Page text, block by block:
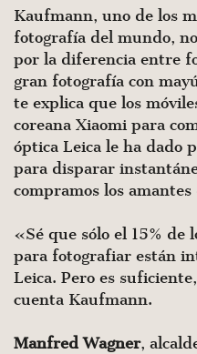
Kaufmann, uno de los
fotografía del mundo,
por la diferencia entre
gran fotografía con
te explica que los
coreana Xiaomi para
óptica Leica le ha dado
para disparar
compramos los
«Sé que sólo el 15% de
para fotografiar están
Leica. Pero es
cuenta Kaufmann.
Manfred Wagner,